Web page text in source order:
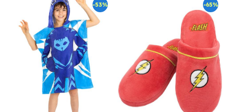
-53% -65%